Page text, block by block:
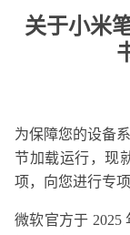
关于小米
为保障您的设备
节加载运行，现
项，向您进行专
微软官方于 2025